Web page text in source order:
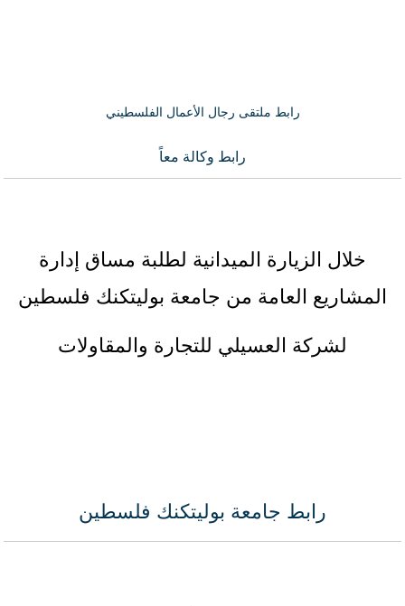
رابط ملتقى رجال الأعمال الفلسطيني
رابط وكالة معاً
خلال الزيارة الميدانية لطلبة مساق إدارة
المشاريع العامة من جامعة بوليتكنك فلسطين
لشركة العسيلي للتجارة والمقاولات
رابط جامعة بوليتكنك فلسطين